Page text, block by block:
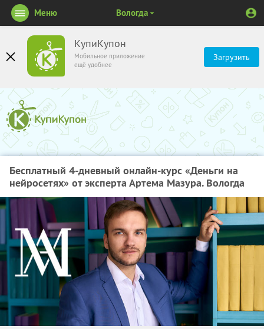
КупиКупон
Мобильное приложение
ещё удобнее
Загрузить
Меню Вологда
Бесплатный 4-дневный онлайн-курс «Деньги на
нейросетях» от эксперта Артема Мазура. Вологда